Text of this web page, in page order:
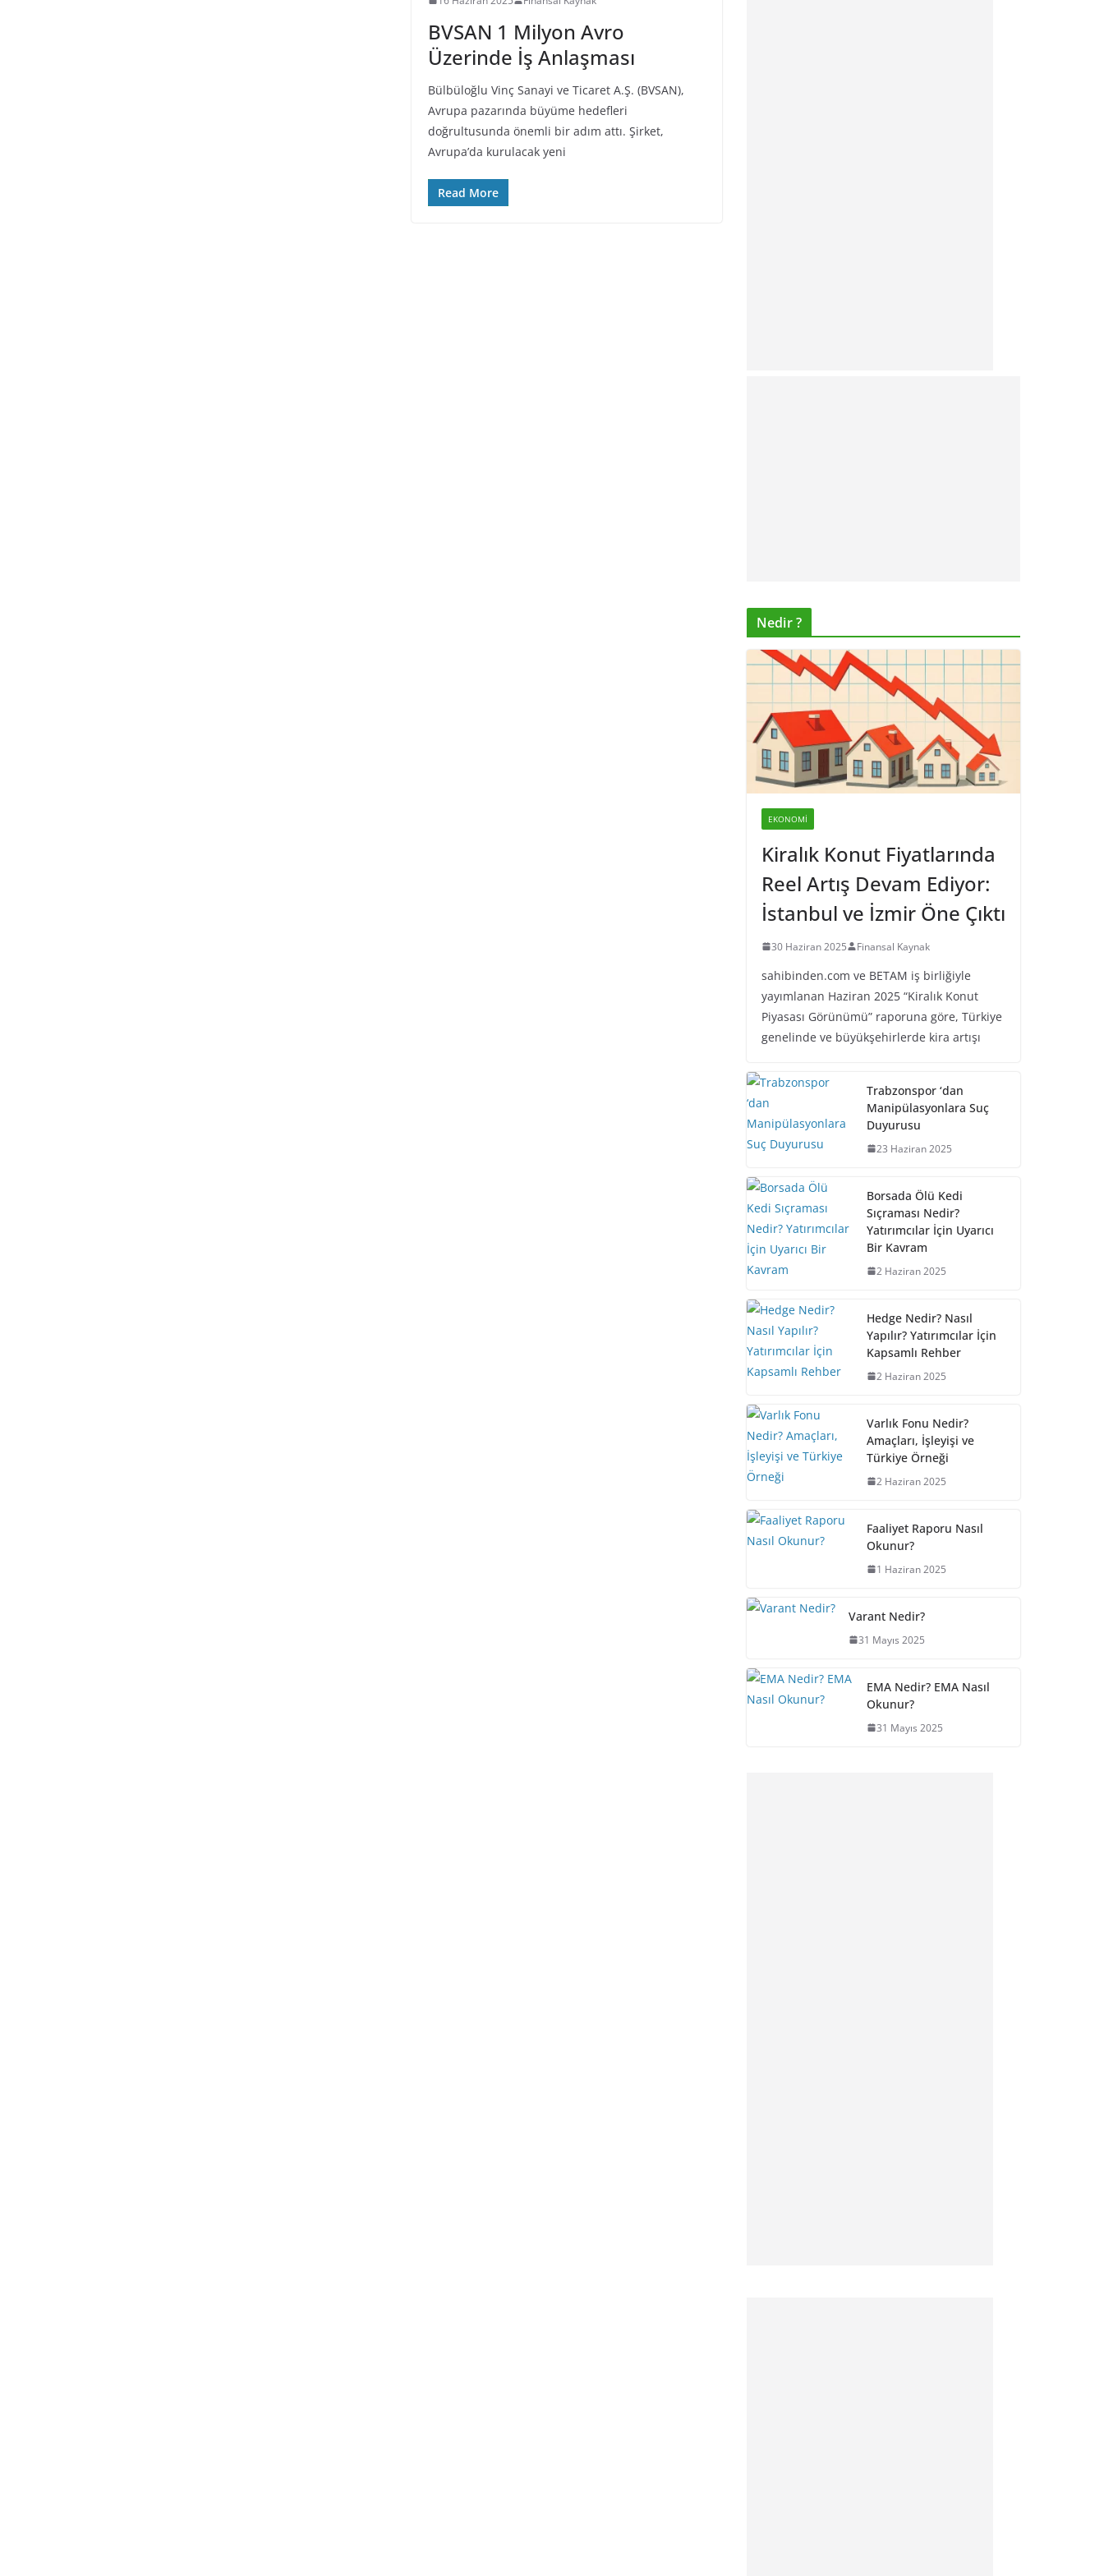
BVSAN 1 Milyon Avro
Üzerinde İş Anlaşması
Bülbüloğlu Vinç Sanayi ve Ticaret A.Ş. (BVSAN),
Avrupa pazarında büyüme hedefleri
doğrultusunda önemli bir adım attı. Şirket,
Avrupa’da kurulacak yeni
Read More
Nedir ?
EKONOMI
Kiralık Konut Fiyatlarında
Reel Artış Devam Ediyor:
İstanbul ve İzmir Öne Çıktı
30 Haziran 2025 Finansal Kaynak
sahibinden.com ve BETAM iş birliğiyle
yayımlanan Haziran 2025 “Kiralık Konut
Piyasası Görünümü” raporuna göre, Türkiye
genelinde ve büyükşehirlerde kira artışı
Trabzonspor ‘dan
Manipülasyonlara Suç
Duyurusu
23 Haziran 2025
Borsada Ölü Kedi
Sıçraması Nedir?
Yatırımcılar İçin Uyarıcı
Bir Kavram
2 Haziran 2025
Hedge Nedir? Nasıl
Yapılır? Yatırımcılar İçin
Kapsamlı Rehber
2 Haziran 2025
Varlık Fonu Nedir?
Amaçları, İşleyişi ve
Türkiye Örneği
2 Haziran 2025
Faaliyet Raporu Nasıl
Okunur?
1 Haziran 2025
Varant Nedir?
31 Mayıs 2025
EMA Nedir? EMA Nasıl
Okunur?
31 Mayıs 2025